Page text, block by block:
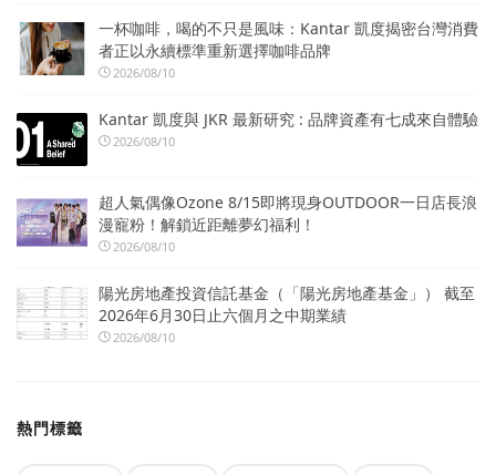
一杯咖啡，喝的不只是風味：Kantar 凱度揭密台灣消費
者正以永續標準重新選擇咖啡品牌
2026/08/10
Kantar 凱度與 JKR 最新研究 : 品牌資產有七成來自體驗
2026/08/10
超人氣偶像Ozone 8/15即將現身OUTDOOR一日店長浪
漫寵粉！解鎖近距離夢幻福利！
2026/08/10
陽光房地產投資信託基金（「陽光房地產基金」） 截至
2026年6月30日止六個月之中期業績
2026/08/10
熱門標籤